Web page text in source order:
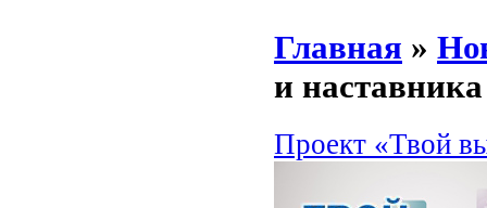
Главная »
и наставника
Проект «Твой